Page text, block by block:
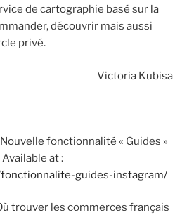
de cartographie basé sur la
découvrir mais aussi
privé.
Victoria Kubisa
fonctionnalité « Guides »
Available at :
guides-instagram/
trouver les commerces français